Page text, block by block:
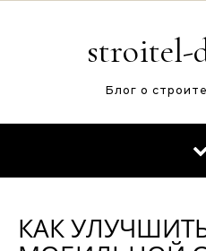
stroitel-
Блог о
КАК